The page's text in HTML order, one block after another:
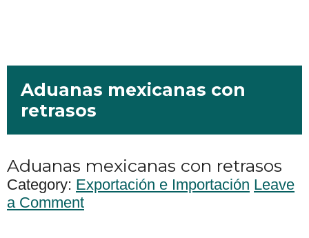
Aduanas mexicanas con
retrasos
Aduanas mexicanas con retrasos
Category: Exportación e Importación Leave
a Comment